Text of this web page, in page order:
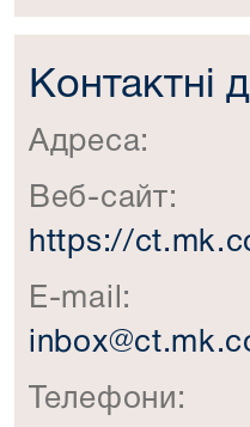
Контактні
Адреса:
Веб-сайт:
https://
E-mail:
Телефони: